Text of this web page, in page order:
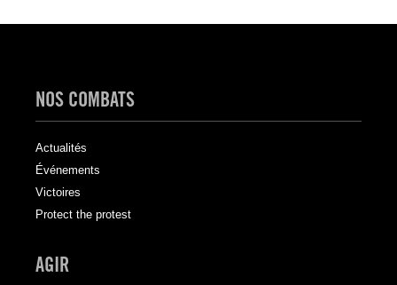
NOS COMBATS
Actualités
Événements
Victoires
Protect the protest
AGIR